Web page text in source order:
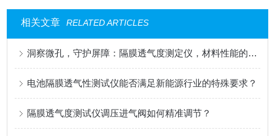
相关文章 RELATED ARTICLES
洞察微孔，守护屏障：隔膜透气度测定仪，材料性能的精密标尺
电池隔膜透气性测试仪能否满足新能源行业的特殊要求？
隔膜透气度测试仪调压进气阀如何精准调节？